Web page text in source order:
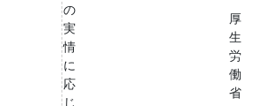
の
実
情
に
応
じ
厚
生
労
働
省